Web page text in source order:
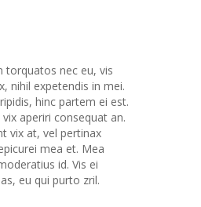
torquatos nec eu, vis
nihil expetendis in mei.
hinc partem ei est.
aperiri consequat an.
vix at, vel pertinax
mea et. Mea
id. Vis ei
eu qui purto zril.